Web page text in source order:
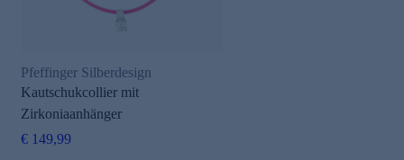
Pfeffinger Silberdesign
Kautschukcollier mit
Zirkoniaanhänger
€ 149,99